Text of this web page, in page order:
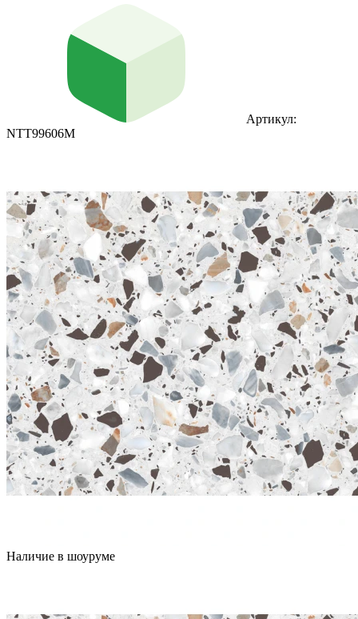
Артикул:
NTT99606M
Наличие в шоуруме